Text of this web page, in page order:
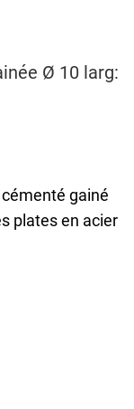
Ø 10 larg:
gainé
plates en acier